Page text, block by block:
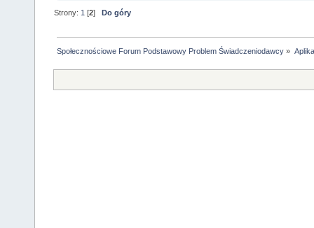
Strony:1 [2] Do góry
Społecznościowe Forum Podstawowy Problem Świadczeniodawcy »